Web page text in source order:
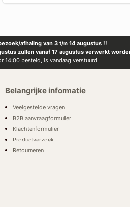
afhaling van 3 t/m 14 augustus !!
zullen vanaf 17 augustus verwerkt
14:00 besteld, is vandaag verstuurd.
Belangrijke informatie
Veelgestelde vragen
B2B aanvraagformulier
Klachtenformulier
Productverzoek
Retourneren